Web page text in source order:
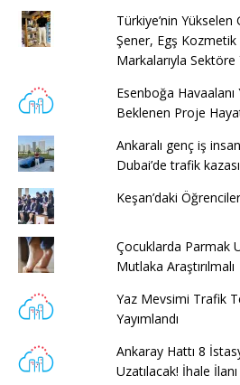
Türkiye’nin
Şener, Egş
Markalarıyla
Esenboğa Havaalanı
Beklenen Proje
Ankaralı genç iş
Dubai’de trafik
Keşan’daki
Çocuklarda Parmak
Mutlaka Araştırılmalı
Yaz Mevsimi Trafik
Yayımlandı
Ankaray Hattı 8
Uzatılacak! İhale İlanı